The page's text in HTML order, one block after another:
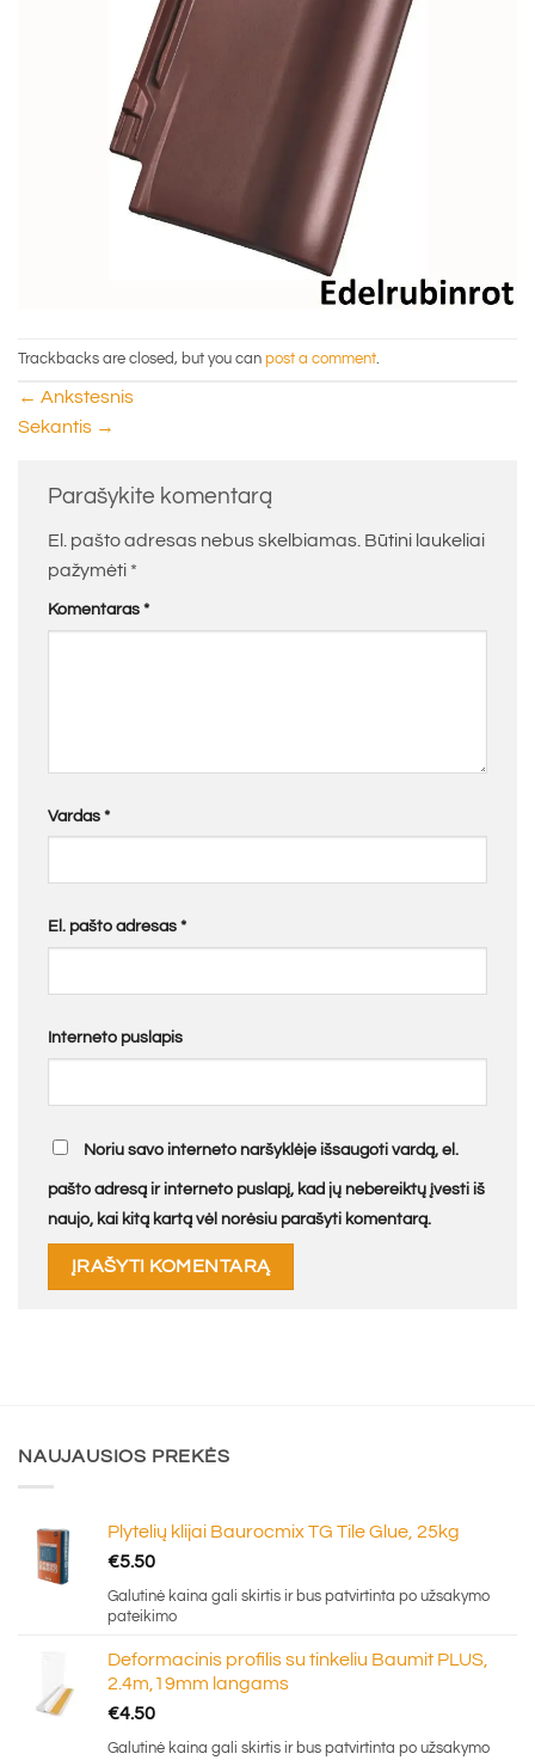
Trackbacks are closed, but you can post a comment
← Ankstesnis
Sekantis →
Parašykite komentarą
El. pašto adresas nebus skelbiamas. Būtini laukeliai
pažymėti *
Komentaras *
Vardas *
El. pašto adresas *
Interneto puslapis
Noriu savo interneto naršyklėje išsaugoti vardą, el.
pašto adresą ir interneto puslapį, kad jų nebereiktų įvesti iš
naujo, kai kitą kartą vėl norėsiu parašyti komentarą.
NAUJAUSIOS PREKĖS
Plytelių klijai Baurocmix TG Tile Glue, 25kg
€5.50
Galutinė kaina gali skirtis ir bus patvirtinta po užsakymo
pateikimo
Deformacinis profilis su tinkeliu Baumit PLUS,
2.4m,19mm langams
€4.50
Galutinė kaina gali skirtis ir bus patvirtinta po užsakymo